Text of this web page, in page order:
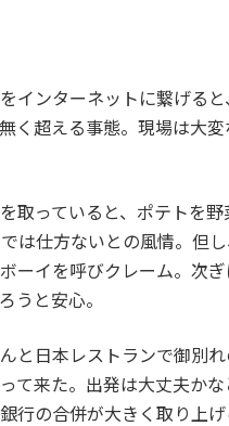
インターネットに繋げる
く超える事態。現場は大
取っていると、ポテトを
は仕方ないとの風情。但
ーイを呼びクレーム。次
うと安心。
と日本レストランで御別
て来た。出発は大丈夫か
行の合併が大きく取り上